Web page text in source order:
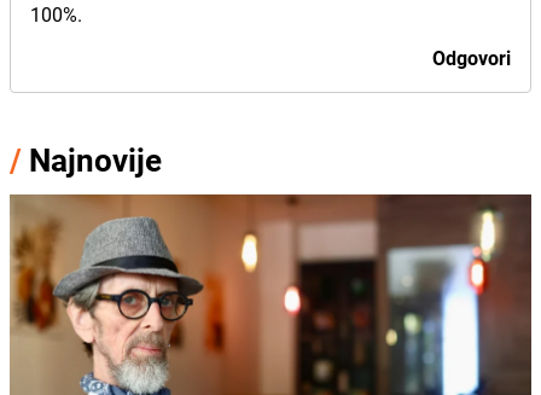
100%.
Odgovori
/ Najnovije